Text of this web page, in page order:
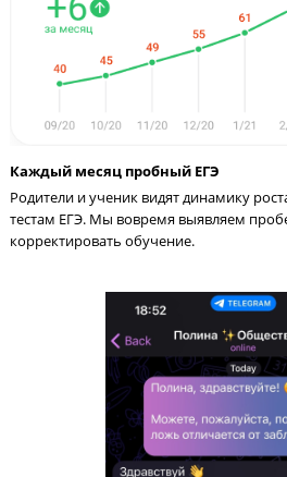
Родители спокойны и
Каждый месяц пробный ЕГЭ
Родители и ученик видят
тестам ЕГЭ. Мы вовремя выявляем
корректировать обучение.